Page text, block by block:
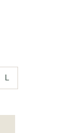
L